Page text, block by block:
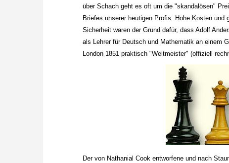
über Schach geht es oft um die "skandalösen"
Briefes unserer heutigen Profis. Hohe Kosten und
Sicherheit waren der Grund dafür, dass Adolf
als Lehrer für Deutsch und Mathematik an einem
London 1851 praktisch "Weltmeister" (offiziell
Der von Nathanial Cook entworfene und nach